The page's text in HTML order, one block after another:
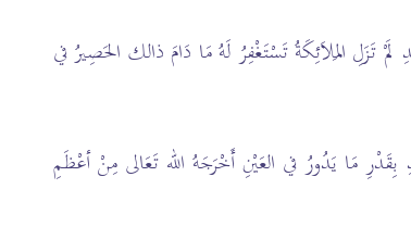
المَلاَئِكَةُ تَسْتَغْفِرُ لَهُ مَا دَامَ ذالك الحَصِيرُ في
مَا يَدُورُ في العَيْنِ أَخْرَجَهُ الله تَعَالى مِنْ أعْظَمِ